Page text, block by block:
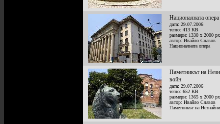
Националната опера
дата: 29.07.2006
тегло: 413 KB
размери: 1330 x 2000
автор: Ивайло Славов
Националната опера
Паметникът на
войн
дата: 29.07.2006
тегло: 652 KB
размери: 1365 x 2000
автор: Ивайло Славов
Паметникът на